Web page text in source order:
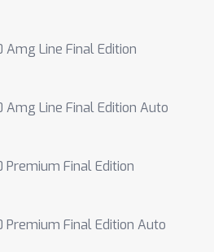
Line Final Edition
Amg Line Final Edition Auto
Premium Final Edition
Premium Final Edition Auto